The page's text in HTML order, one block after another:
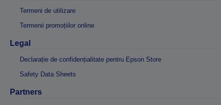
Termeni de utilizare
Termenii promoțiilor online
Legal
Declarație de confidențialitate pentru Epson Store
Safety Data Sheets
Partners